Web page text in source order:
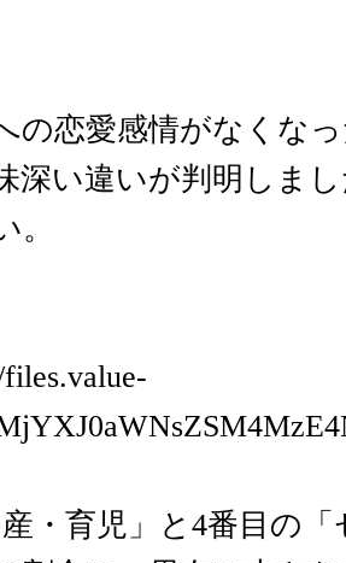
の恋愛感情がなくな
深い違いが判明しま
。
・育児」と4番目の